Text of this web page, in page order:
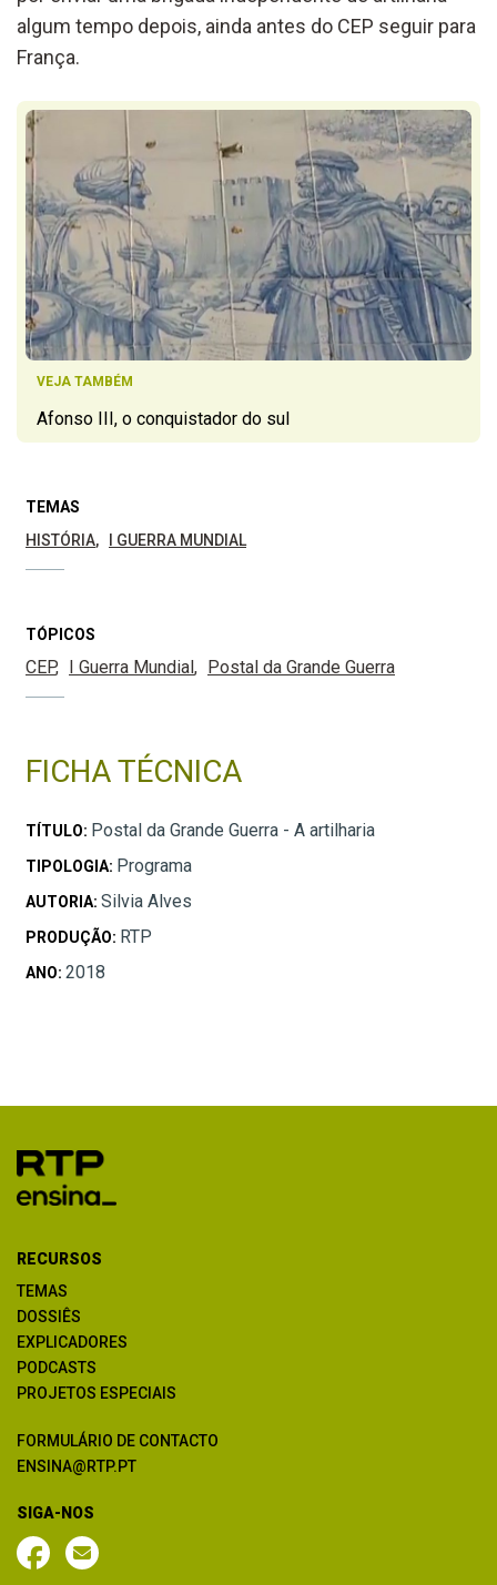
algum tempo depois, ainda antes do CEP seguir para
França.
VEJA TAMBÉM
Afonso III, o conquistador do sul
TEMAS
HISTÓRIA
I GUERRA MUNDIAL
TÓPICOS
CEP I Guerra Mundial Postal da Grande Guerra
FICHA TÉCNICA
TÍTULO: Postal da Grande Guerra - A artilharia
TIPOLOGIA: Programa
AUTORIA: Silvia Alves
PRODUÇÃO: RTP
ANO: 2018
RECURSOS
TEMAS
DOSSIÊS
EXPLICADORES
PODCASTS
PROJETOS ESPECIAIS
FORMULÁRIO DE CONTACTO
ENSINA@RTP.PT
SIGA-NOS